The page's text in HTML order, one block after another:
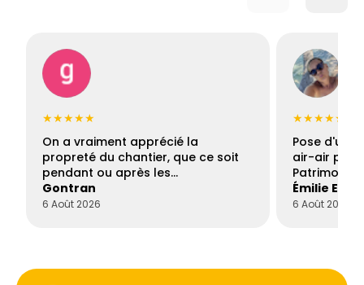
★★★★★
On a vraiment apprécié la
propreté du chantier, que ce soit
pendant ou après les…
Gontran
6 Août 2026
★★★★★
Pose d'une
air-air par
Patrimoine
Émilie
6 Août 2026